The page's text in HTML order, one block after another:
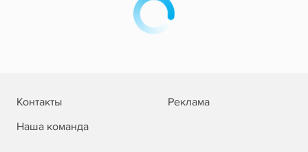
Контакты
Реклама
Наша команда